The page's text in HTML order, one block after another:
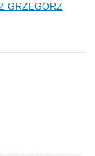
GRZEGORZ